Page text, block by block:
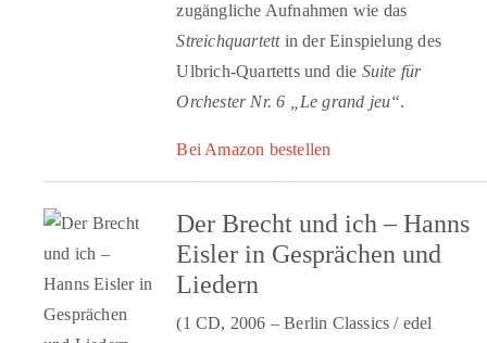
zugängliche Aufnahmen wie das
Streichquartettin der Einspielung des
Ulbrich-Quartetts und die Suite für
Orchester Nr. 6 „Le grand jeu“.
Bei Amazon bestellen
Der Brecht und ich – Hanns
Eisler in Gesprächen und
Liedern
(1 CD, 2006 – Berlin Classics / edel